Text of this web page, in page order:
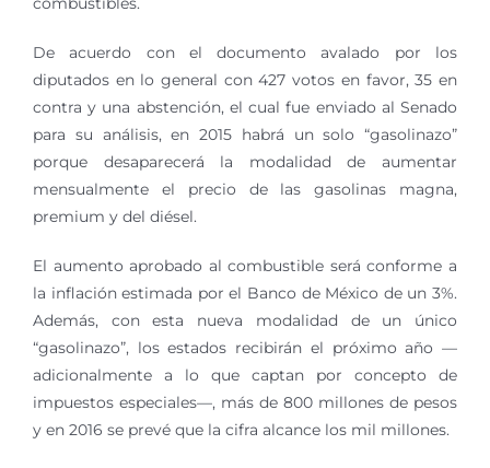
De acuerdo con el documento avalado por los
diputados en lo general con 427 votos en favor, 35 en
contra y una abstención, el cual fue enviado al Senado
para su análisis, en 2015 habrá un solo “gasolinazo”
porque desaparecerá la modalidad de aumentar
mensualmente el precio de las gasolinas magna,
premium y del diésel.
El aumento aprobado al combustible será conforme a
la inflación estimada por el Banco de México de un 3%.
Además, con esta nueva modalidad de un único
“gasolinazo”, los estados recibirán el próximo año —
adicionalmente a lo que captan por concepto de
impuestos especiales—, más de 800 millones de pesos
y en 2016 se prevé que la cifra alcance los mil millones.